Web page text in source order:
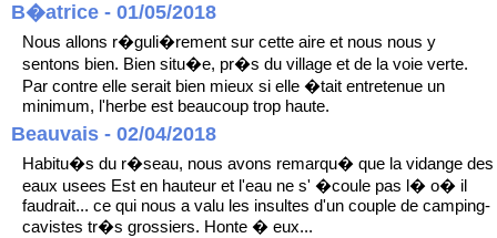
B�atrice - 01/05/2018
Nous allons r�guli�rement sur cette aire et nous nous y
sentons bien. Bien situ�e, pr�s du village et de la voie verte.
Par contre elle serait bien mieux si elle �tait entretenue un
minimum, l'herbe est beaucoup trop haute.
Beauvais - 02/04/2018
Habitu�s du r�seau, nous avons remarqu� que la vidange des
eaux usees Est en hauteur et l'eau ne s' �coule pas l� o� il
faudrait... ce qui nous a valu les insultes d'un couple de camping-
cavistes tr�s grossiers. Honte � eux...